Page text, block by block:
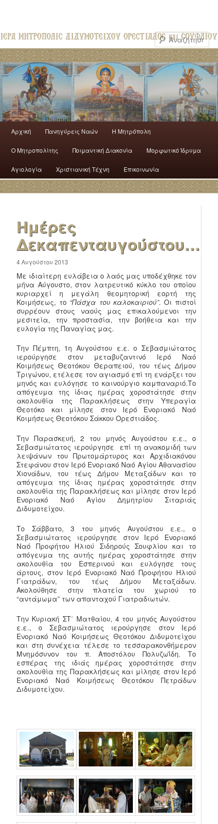
Αρχική Πανηγύρεις Ναών H Mητρόπολη
Ο Mητροπολίτης Ποιμαντική Διακονία Μορφωτικό Ίδρυμα
Αγιολογία Χριστιανική Τέχνη Επικοινωνία
Ημέρες
Δεκαπενταυγούστου…
4 Αυγούστου 2013
Με ιδιαίτερη ευλάβεια ο λαός μας υποδέχθηκε τον
μήνα Αύγουστο, στον λατρευτικό κύκλο του οποίου
κυριαρχεί η μεγάλη θεομητορική εορτή της
Κοιμήσεως, το “Πάσχα του καλοκαιριού”. Οι πιστοί
συρρέουν στους ναούς μας επικαλούμενοι την
μεσιτεία, την προστασία, την βοήθεια και την
ευλογία της Παναγίας μας.
Την Πέμπτη, 1η Αυγούστου ε.ε. ο Σεβασμιώτατος
ιερούργησε στον μεταβυζαντινό Ιερό Ναό
Κοιμήσεως Θεοτόκου Θεραπειού, του τέως Δήμου
Τριγώνου, ετέλεσε τον αγιασμό επί τη ενάρξει του
μηνός και ευλόγησε το καινούργιο καμπαναριό.Το
απόγευμα της ίδιας ημέρας χοροστάτησε στην
ακολουθία της Παρακλήσεως στην Υπεραγία
Θεοτόκο και μίλησε στον Ιερό Ενοριακό Ναό
Κοιμήσεως Θεοτόκου Σάκκου Ορεστιάδος.
Την Παρασκευή, 2 του μηνός Αυγούστου ε.ε., ο
Σεβασμιώτατος ιερούργησε επί τη ανακομιδή των
λειψάνων του Πρωτομάρτυρος και Αρχιδιακόνου
Στεφάνου στον Ιερό Ενοριακό Ναό Αγίου Αθανασίου
Χιονάδων, του τέως Δήμου Μεταξάδων και το
απόγευμα της ίδιας ημέρας χοροστάτησε στην
ακολουθία της Παρακλήσεως και μίλησε στον Ιερό
Ενοριακό Ναό Αγίου Δημητρίου Σιταριάς
Διδυμοτείχου.
Το Σάββατο, 3 του μηνός Αυγούστου ε.ε., ο
Σεβασμιώτατος ιερούργησε στον Ιερό Ενοριακό
Ναό Προφήτου Ηλιού Σιδηρούς Σουφλίου και το
απόγευμα της αυτής ημέρας χοροστάτησε στην
ακολουθία του Εσπερινού και ευλόγησε τους
άρτους, στον Ιερό Ενοριακό Ναό Προφήτου Ηλιού
Γιατράδων, του τέως Δήμου Μεταξάδων.
Ακολούθησε στην πλατεία του χωριού το
“αντάμωμα” των απανταχού Γιατραδιωτών.
Την Κυριακή ΣΤ΄ Ματθαίου, 4 του μηνός Αυγούστου
ε.ε., ο Σεβασμιώτατος ιερούργησε στον Ιερό
Ενοριακό Ναό Κοιμήσεως Θεοτόκου Διδυμοτείχου
και στη συνέχεια τέλεσε το τεσσαρακονθήμερον
Μνημόσυνον του π. Αποστόλου Πολυζωΐδη. Το
εσπέρας της ιδιάς ημέρας χοροστάτησε στην
ακολουθία της Παρακλήσεως και μίλησε στον Ιερό
Ενοριακό Ναό Κοιμήσεως Θεοτόκου Πετράδων
Διδυμοτείχου.